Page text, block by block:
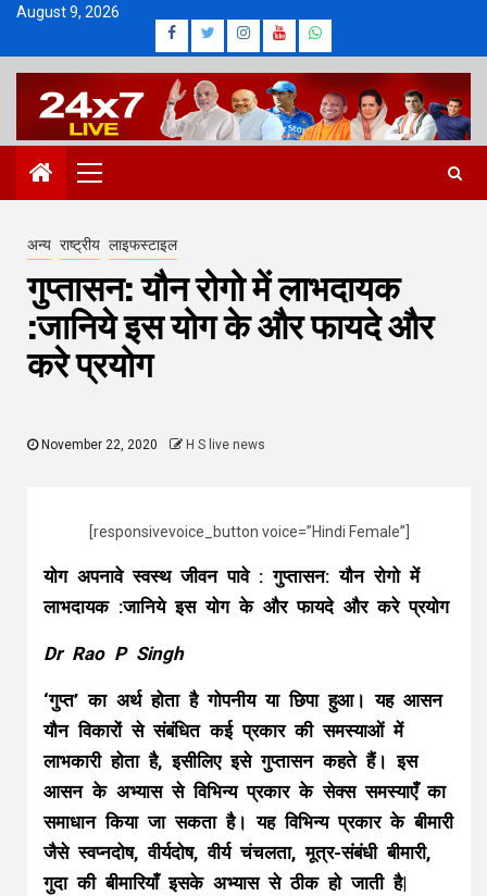
Skip
content
August 9, 2026
Facebook
Twitter
Instagram
Youtube
Whatsapp
Primary
Menu
अन्य राष्ट्रीय लाइफस्टाइल
गुप्तासन: यौन रोगो में लाभदायक
:जानिये इस योग के और फायदे और
करे प्रयोग
November 22, 2020 H S live news
[responsivevoice_button voice=”Hindi Female”]
योग अपनावे स्वस्थ जीवन पावे : गुप्तासन: यौन रोगो में
लाभदायक :जानिये इस योग के और फायदे और करे प्रयोग
Dr Rao P Singh
‘गुप्त’ का अर्थ होता है गोपनीय या छिपा हुआ। यह आसन
यौन विकारों से संबंधित कई प्रकार की समस्याओं में
लाभकारी होता है, इसीलिए इसे गुप्तासन कहते हैं। इस
आसन के अभ्यास से विभिन्य प्रकार के सेक्स समस्याएँ का
समाधान किया जा सकता है। यह विभिन्य प्रकार के बीमारी
जैसे स्वप्नदोष, वीर्यदोष, वीर्य चंचलता, मूत्र-संबंधी बीमारी,
गुदा की बीमारियाँ इसके अभ्यास से ठीक हो जाती है|